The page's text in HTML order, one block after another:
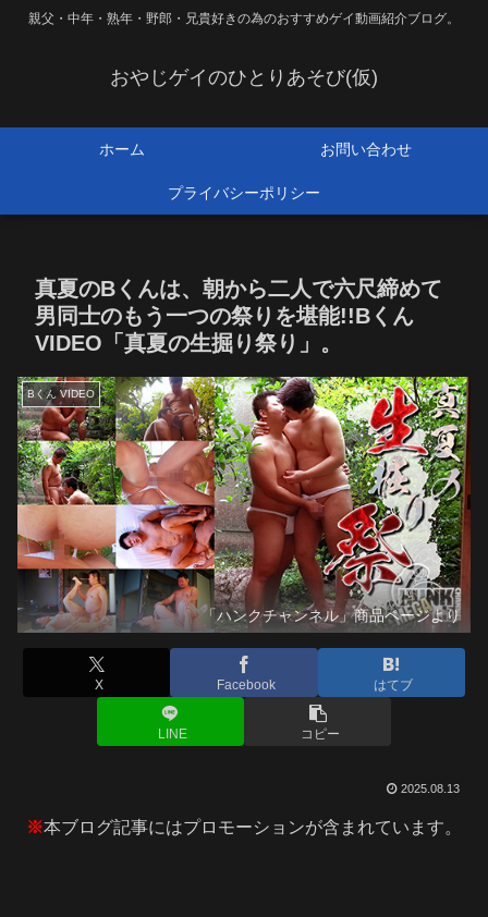
親父・中年・熟年・野郎・兄貴好きの為のおすすめゲイ動画紹介ブログ。
おやじゲイのひとりあそび(仮)
ホーム お問い合わせ
プライバシーポリシー
真夏のBくんは、朝から二人で六尺締めて
男同士のもう一つの祭りを堪能!!Bくん
VIDEO「真夏の生掘り祭り」。
Bくん VIDEO
「ハンクチャンネル」商品ページより
X Facebook はてブ
LINE コピー
2025.08.13
※本ブログ記事にはプロモーションが含まれています。